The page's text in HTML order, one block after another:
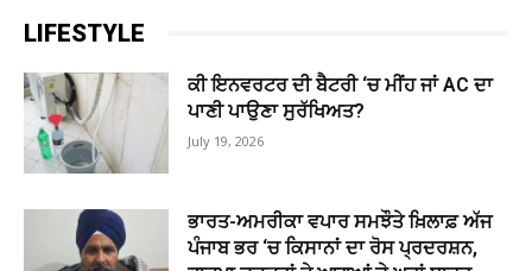
LIFESTYLE
ਕੀ ਇਨਵਰਟਰ ਦੀ ਬੈਟਰੀ ‘ਚ ਮੀਂਹ ਜਾਂ AC ਦਾ
ਪਾਣੀ ਪਾਉਣਾ ਸੁਰੱਖਿਅਤ?
July 19, 2026
ਭਾਰਤ-ਅਮਰੀਕਾ ਵਪਾਰ ਸਮਝੌਤੇ ਖ਼ਿਲਾਫ਼ ਅੱਜ
ਪੰਜਾਬ ਭਰ ‘ਚ ਕਿਸਾਨਾਂ ਦਾ ਰੋਸ ਪ੍ਰਦਰਸ਼ਨ,